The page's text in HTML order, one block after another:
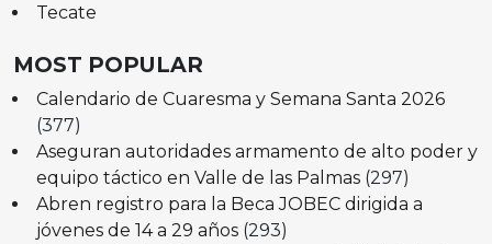
Tecate
MOST POPULAR
Calendario de Cuaresma y Semana Santa 2026
(377)
Aseguran autoridades armamento de alto poder y
equipo táctico en Valle de las Palmas (297)
Abren registro para la Beca JOBEC dirigida a
jóvenes de 14 a 29 años (293)